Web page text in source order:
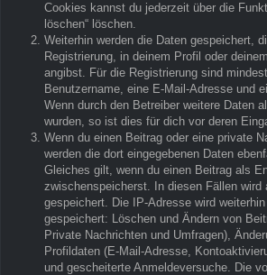
Cookies kannst du jederzeit über die
löschen“ löschen.
Weiterhin werden die Daten gespeichert,
Registrierung, in deinem Profil oder
angibst. Für die Registrierung sind
Benutzername, eine E-Mail-Adresse und
Wenn durch den Betreiber weitere Daten
wurden, so ist dies für dich vor deren
Wenn du einen Beitrag oder eine private
werden die dort eingegebenen Daten
Gleiches gilt, wenn du einen Beitrag als
zwischenspeicherst. In diesen Fällen wird
gespeichert. Die IP-Adresse wird
gespeichert: Löschen und Ändern von
Private Nachrichten und Umfragen),
Profildaten (E-Mail-Adresse,
und gescheiterte Anmeldeversuche. Die